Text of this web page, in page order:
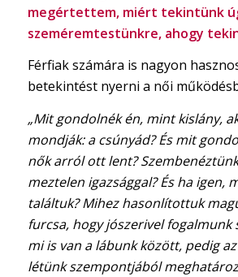
megértettem, miért tekintünk
szeméremtestünkre, ahogy
Férfiak számára is nagyon
betekintést nyerni a női
„Mit gondolnék én, mint kislány,
mondják: a csúnyád? És mit
nők arról ott lent?
meztelen igazsággal? És ha igen,
találtuk? Mihez hasonlítottuk
furcsa, hogy jószerivel fogalmunk
mi is van a lábunk között, pedig
létünk szempontjából